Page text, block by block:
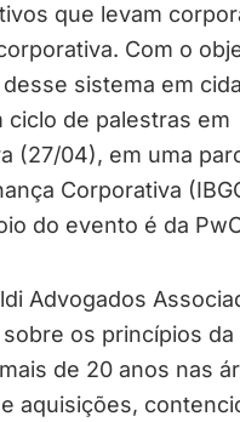
que levam
Com o
sistema em
ciclo de palestras em
(27/04), em uma
Corporativa
do evento é da
Advogados
os princípios da
de 20 anos nas
aquisições,